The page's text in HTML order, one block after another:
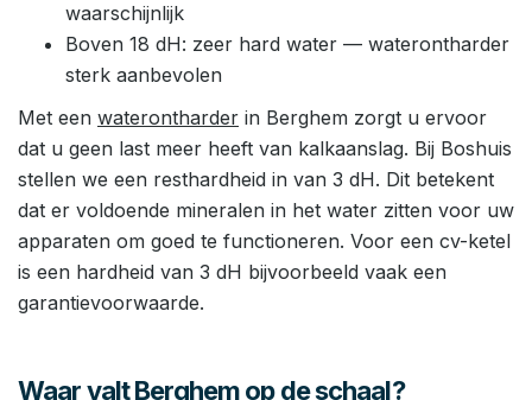
waarschijnlijk
Boven 18 dH: zeer hard water — waterontharder
sterk aanbevolen
Met een waterontharder in Berghem zorgt u ervoor
dat u geen last meer heeft van kalkaanslag. Bij Boshuis
stellen we een resthardheid in van 3 dH. Dit betekent
dat er voldoende mineralen in het water zitten voor uw
apparaten om goed te functioneren. Voor een cv-ketel
is een hardheid van 3 dH bijvoorbeeld vaak een
garantievoorwaarde.
Waar valt Berghem op de schaal?